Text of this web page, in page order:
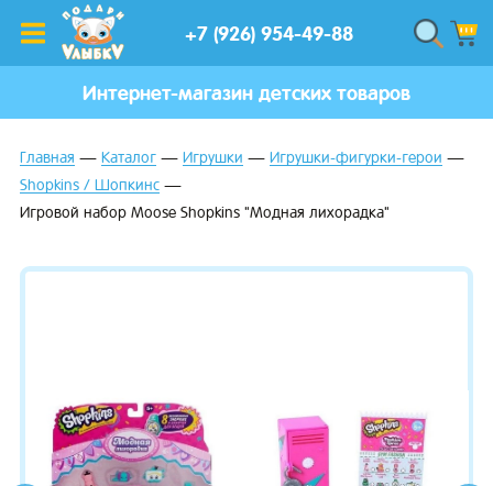
+7 (926) 954-49-88
Интернет-магазин детских товаров
Главная Каталог Игрушки
Игрушки-фигурки-герои
Shopkins / Шопкинс
Игровой набор Moose Shopkins "Модная лихорадка"